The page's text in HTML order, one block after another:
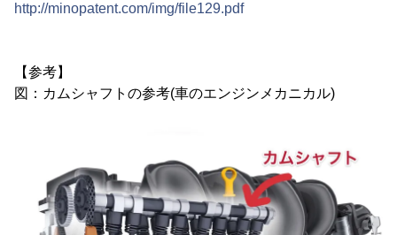
http://minopatent.com/img/file129.pdf
【参考】
図：カムシャフトの参考(車のエンジンメカニカル)